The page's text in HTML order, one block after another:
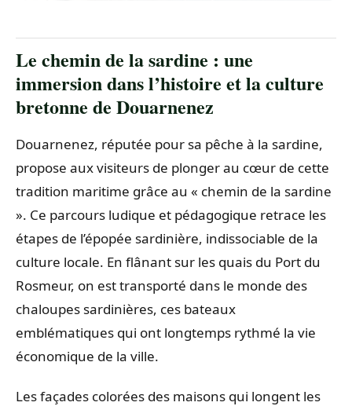
Le chemin de la sardine : une
immersion dans l’histoire et la culture
bretonne de Douarnenez
Douarnenez, réputée pour sa pêche à la sardine,
propose aux visiteurs de plonger au cœur de cette
tradition maritime grâce au « chemin de la sardine
». Ce parcours ludique et pédagogique retrace les
étapes de l’épopée sardinière, indissociable de la
culture locale. En flânant sur les quais du Port du
Rosmeur, on est transporté dans le monde des
chaloupes sardinières, ces bateaux
emblématiques qui ont longtemps rythmé la vie
économique de la ville.
Les façades colorées des maisons qui longent les